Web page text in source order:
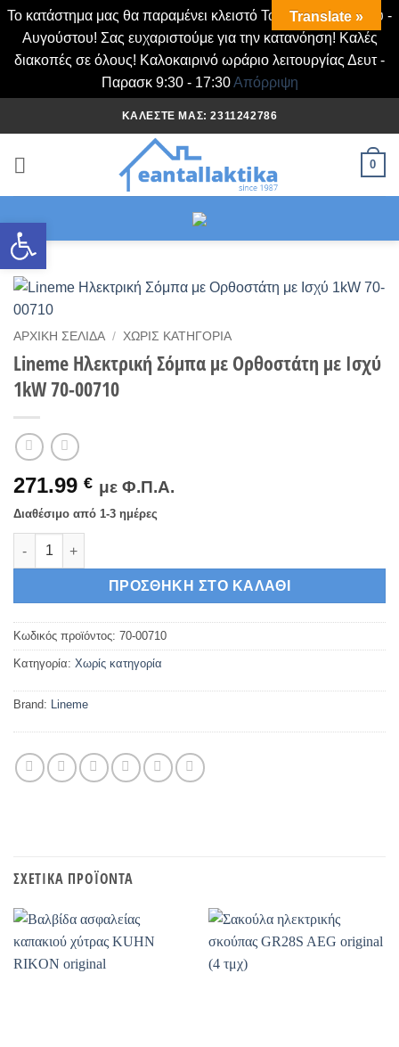
Ανοίξτε τη γραμμή εργαλείων
Το κατάστημα μας θα παραμένει κλειστό Τα Σάββατα Ιουλίου -
Αυγούστου! Σας ευχαριστούμε για την κατανόηση! Καλές
διακοπές σε όλους! Καλοκαιρινό ωράριο λειτουργίας Δευτ -
Παρασκ 9:30 - 17:30Απόρριψη
στο
ΚΑΛΈΣΤΕ ΜΑΣ: 2311242786
0
ΑΡΧΙΚΉ ΣΕΛΊΔΑ / ΧΩΡΊΣ ΚΑΤΗΓΟΡΊΑ
Lineme Ηλεκτρική Σόμπα με Ορθοστάτη με Ισχύ
1kW 70-00710
271.99 € με Φ.Π.Α.
Διαθέσιμο από 1-3 ημέρες
Lineme Ηλεκτρική Σόμπα με Ορθοστάτη με Ισχύ 1kW 70-
ΠΡΟΣΘΉΚΗ ΣΤΟ ΚΑΛΆΘΙ
Κωδικός προϊόντος: 70-00710
Κατηγορία: Χωρίς κατηγορία
Brand: Lineme
ΣΧΕΤΙΚΆ ΠΡΟΪΌΝΤΑ
Translate »